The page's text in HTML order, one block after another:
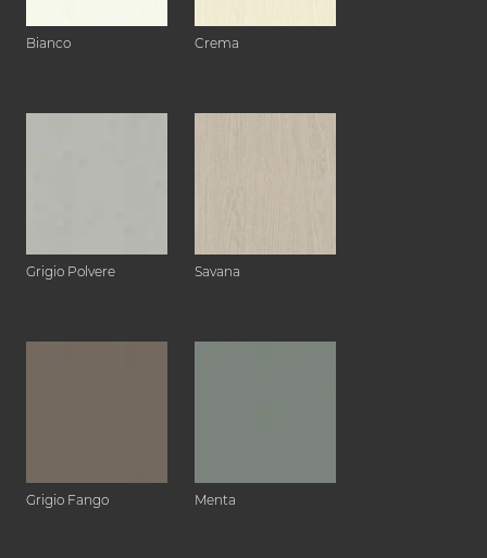
Bianco Crema
Grigio Polvere Savana
Grigio Fango Menta